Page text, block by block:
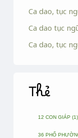
Ca dao, tục
Ca dao tục
Ca dao, tục
Thẻ
12 CON GIÁP (1)
36 PHỐ